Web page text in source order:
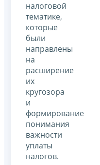
налоговой
тематике,
которые
были
направлены
на
расширение
их
кругозора
и
формирование
понимания
важности
уплаты
налогов.